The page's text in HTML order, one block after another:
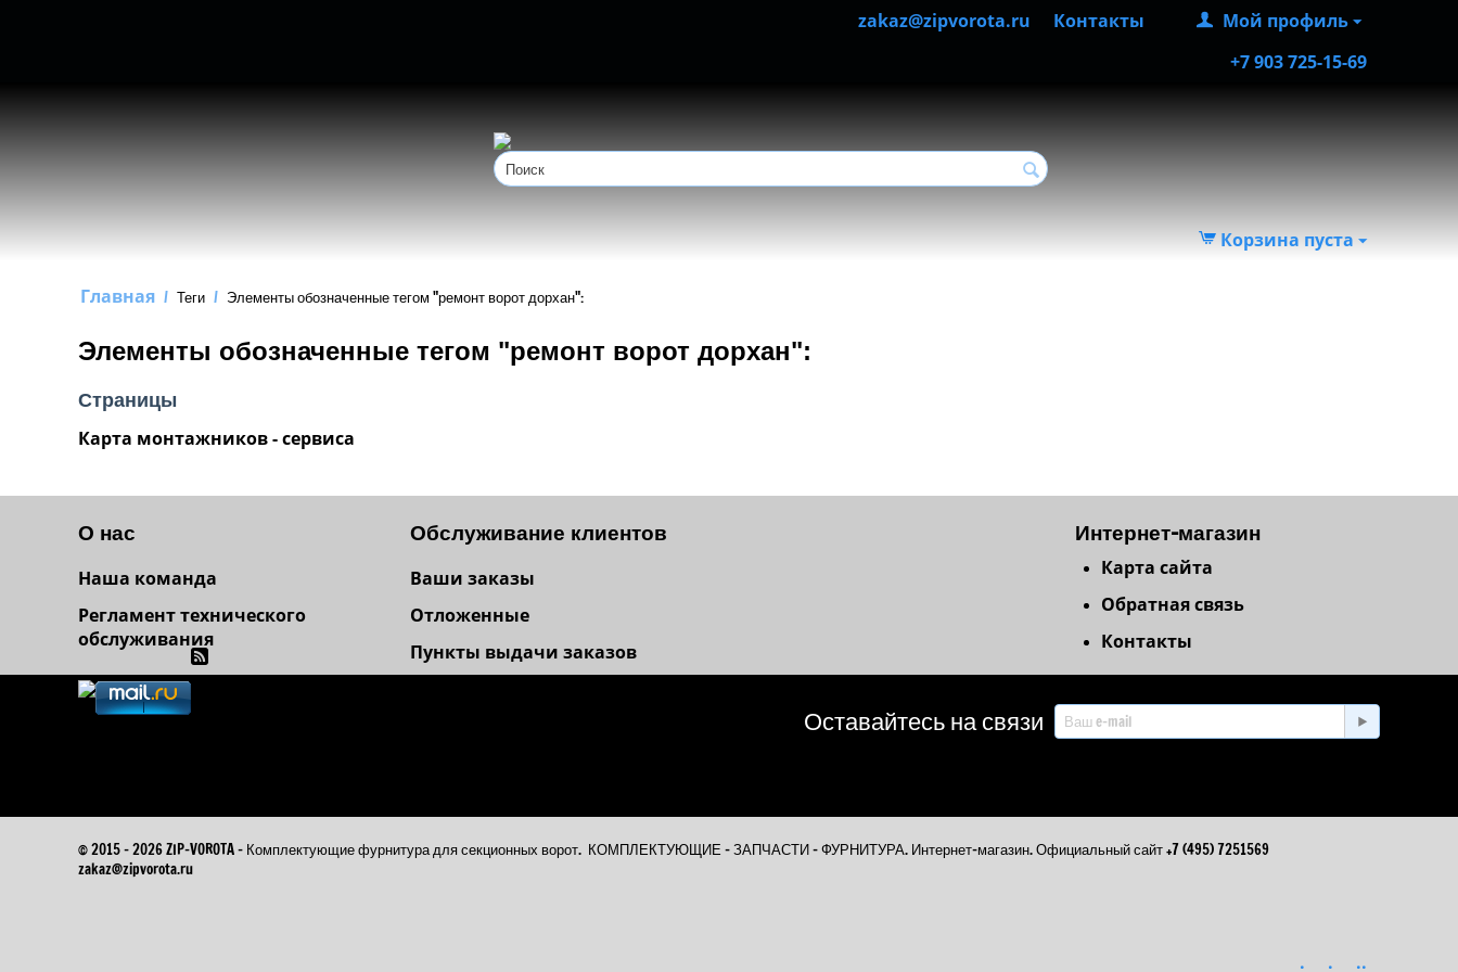
Мой профиль
Контакты
zakaz@zipvorota.ru
+7 903 725-15-69
Корзина пуста
Главная / Теги / Элементы обозначенные тегом "ремонт ворот дорхан":
Элементы обозначенные тегом "ремонт ворот дорхан":
Страницы
Карта монтажников - сервиса
О нас
Наша команда
Регламент технического
обслуживания
Обслуживание клиентов
Ваши заказы
Отложенные
Пункты выдачи заказов
Интернет-магазин
Карта сайта
Обратная связь
Контакты
Оставайтесь на связи
© 2015 - 2026 ZIP-VOROTA - Комплектующие фурнитура для секционных ворот. КОМПЛЕКТУЮЩИЕ - ЗАПЧАСТИ - ФУРНИТУРА. Интернет-магазин. Официальный сайт +7 (495) 7251569
zakaz@zipvorota.ru
..
.
.